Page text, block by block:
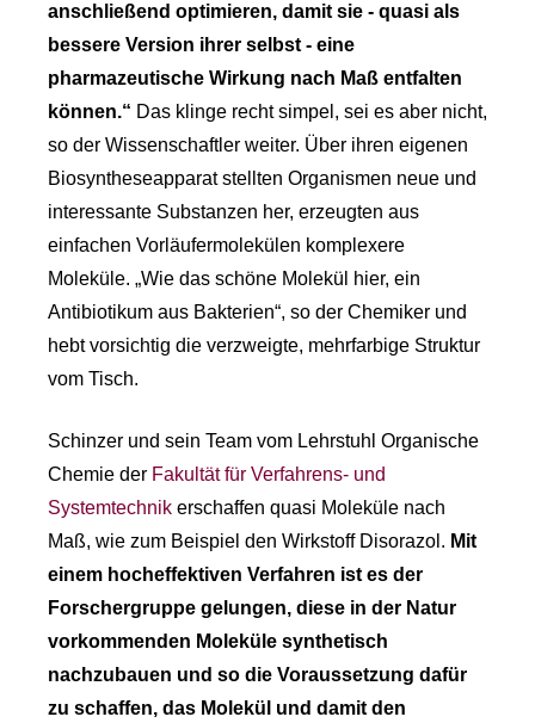
anschließend optimieren, damit sie - quasi als
bessere Version ihrer selbst - eine
pharmazeutische Wirkung nach Maß entfalten
können.“ Das klinge recht simpel, sei es aber nicht,
so der Wissenschaftler weiter. Über ihren eigenen
Biosyntheseapparat stellten Organismen neue und
interessante Substanzen her, erzeugten aus
einfachen Vorläufermolekülen komplexere
Moleküle. „Wie das schöne Molekül hier, ein
Antibiotikum aus Bakterien“, so der Chemiker und
hebt vorsichtig die verzweigte, mehrfarbige Struktur
vom Tisch.
Schinzer und sein Team vom Lehrstuhl Organische
Chemie der Fakultät für Verfahrens- und
Systemtechnik erschaffen quasi Moleküle nach
Maß, wie zum Beispiel den Wirkstoff Disorazol. Mit
einem hocheffektiven Verfahren ist es der
Forschergruppe gelungen, diese in der Natur
vorkommenden Moleküle synthetisch
nachzubauen und so die Voraussetzung dafür
zu schaffen, das Molekül und damit den